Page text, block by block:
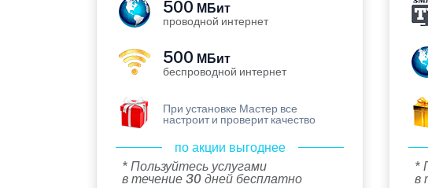
500 МБит
проводной интернет
500 МБит
беспроводной интернет
При установке Мастер все
настроит и проверит качество
по акции выгоднее
* Пользуйтесь услугами
в течение 30 дней бесплатно
*
в